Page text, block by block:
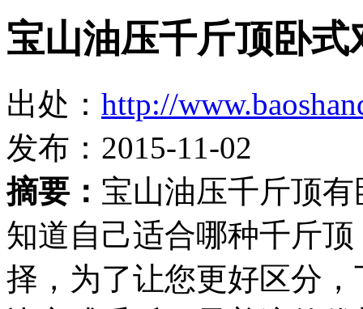
宝山油压千斤顶卧
出处： http://
发布：2015-11-02
摘要： 宝山油压千斤顶
知道自己适合哪种千斤
择，为了让您更好区分